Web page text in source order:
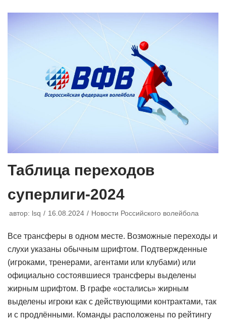
Таблица переходов
суперлиги-2024
автор: lsq 16.08.2024 Новости Российского волейбола
Все трансферы в одном месте. Возможные переходы и
слухи указаны обычным шрифтом. Подтвержденные
(игроками, тренерами, агентами или клубами) или
официально состоявшиеся трансферы выделены
жирным шрифтом. В графе «остались» жирным
выделены игроки как с действующими контрактами, так
и с продлёнными. Команды расположены по рейтингу